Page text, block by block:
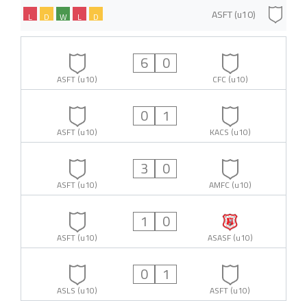
ASFT (u10)
D
L
W
D
L
ASFT (u10)
6 0
CFC (u10)
ASFT (u10)
0 1
KACS (u10)
ASFT (u10)
3 0
AMFC (u10)
ASFT (u10)
1 0
ASASF (u10)
ASLS (u10)
0 1
ASFT (u10)